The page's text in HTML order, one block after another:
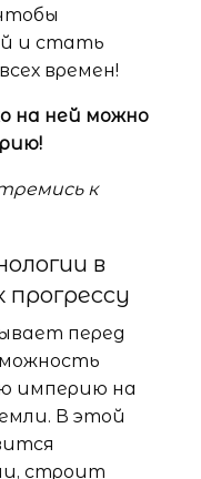
и стать
времен!
на ней можно
к
в
перед
империю на
В этой
строит